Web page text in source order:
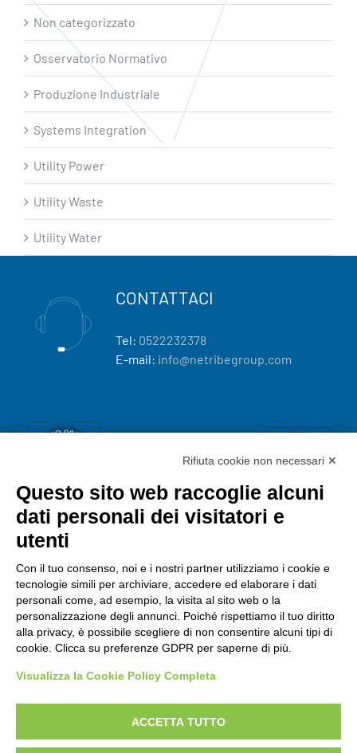
Non categorizzato
Osservatorio Normativo
Produzione Industriale
Systems Integration
Utility Power
Utility Waste
Utility Water
CONTATTACI
Tel: 0522232378
E-mail: info@netribegroup.com
Rifiuta cookie non necessari ✕
Questo sito web raccoglie alcuni
dati personali dei visitatori e
utenti
Con il tuo consenso, noi e i nostri partner utilizziamo i cookie e
tecnologie simili per archiviare, accedere ed elaborare i dati
personali come, ad esempio, la visita al sito web o la
personalizzazione degli annunci. Poiché rispettiamo il tuo diritto
alla privacy, è possibile scegliere di non consentire alcuni tipi di
cookie. Clicca su preferenze GDPR per saperne di più.
Visualizza la Cookie Policy Completa
ACCETTA TUTTO